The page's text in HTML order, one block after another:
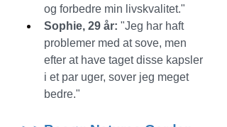
og forbedre min livskvalitet."
Sophie, 29 år: "Jeg har haft
problemer med at sove, men
efter at have taget disse kapsler
i et par uger, sover jeg meget
bedre."